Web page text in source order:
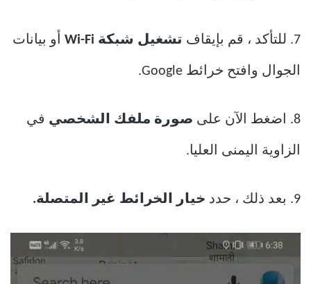
7. للتأكد ، قم بإيقاف تشغيل شبكة Wi-Fi أو بيانات
الجوال وافتح خرائط Google.
8. اضغط الآن على صورة ملفك الشخصي في
الزاوية اليمنى العليا.
9. بعد ذلك ، حدد خيار الخرائط غير المتصلة.